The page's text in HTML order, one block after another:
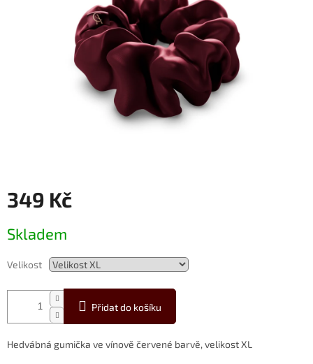
349 Kč
cena:
Skladem
Velikost
Přidat do košíku
Hedvábná gumička ve vínově červené barvě, velikost XL